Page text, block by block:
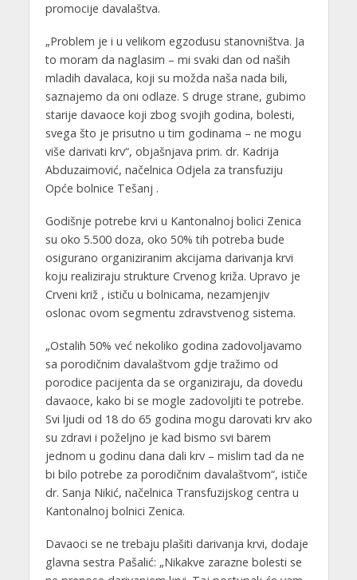
promocije davalaštva.
„Problem je i u velikom egzodusu stanovništva. Ja
to moram da naglasim – mi svaki dan od naših
mladih davalaca, koji su možda naša nada bili,
saznajemo da oni odlaze. S druge strane, gubimo
starije davaoce koji zbog svojih godina, bolesti,
svega što je prisutno u tim godinama – ne mogu
više darivati krv“, objašnjava prim. dr. Kadrija
Abduzaimović, načelnica Odjela za transfuziju
Opće bolnice Tešanj .
Godišnje potrebe krvi u Kantonalnoj bolici Zenica
su oko 5.500 doza, oko 50% tih potreba bude
osigurano organiziranim akcijama darivanja krvi
koju realiziraju strukture Crvenog križa. Upravo je
Crveni križ , ističu u bolnicama, nezamjenjiv
oslonac ovom segmentu zdravstvenog sistema.
„Ostalih 50% već nekoliko godina zadovoljavamo
sa porodičnim davalaštvom gdje tražimo od
porodice pacijenta da se organiziraju, da dovedu
davaoce, kako bi se mogle zadovoljiti te potrebe.
Svi ljudi od 18 do 65 godina mogu darovati krv ako
su zdravi i poželjno je kad bismo svi barem
jednom u godinu dana dali krv – mislim tad da ne
bi bilo potrebe za porodičnim davalaštvom“, ističe
dr. Sanja Nikić, načelnica Transfuzijskog centra u
Kantonalnoj bolnici Zenica.
Davaoci se ne trebaju plašiti darivanja krvi, dodaje
glavna sestra Pašalić: „Nikakve zarazne bolesti se